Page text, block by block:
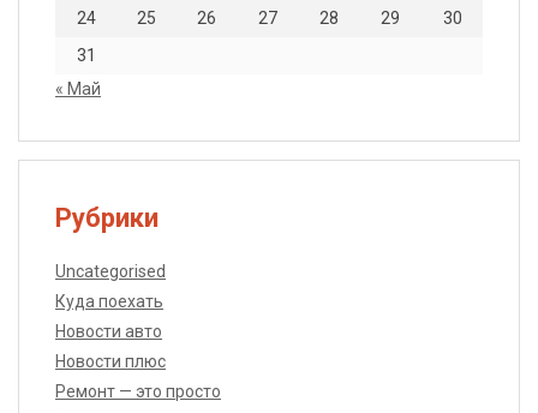
24
25 26 27 28 29
30
31
« Май
Рубрики
Uncategorised
Куда поехать
Новости авто
Новости плюс
Ремонт — это просто